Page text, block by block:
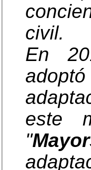
civil.
En
este
"